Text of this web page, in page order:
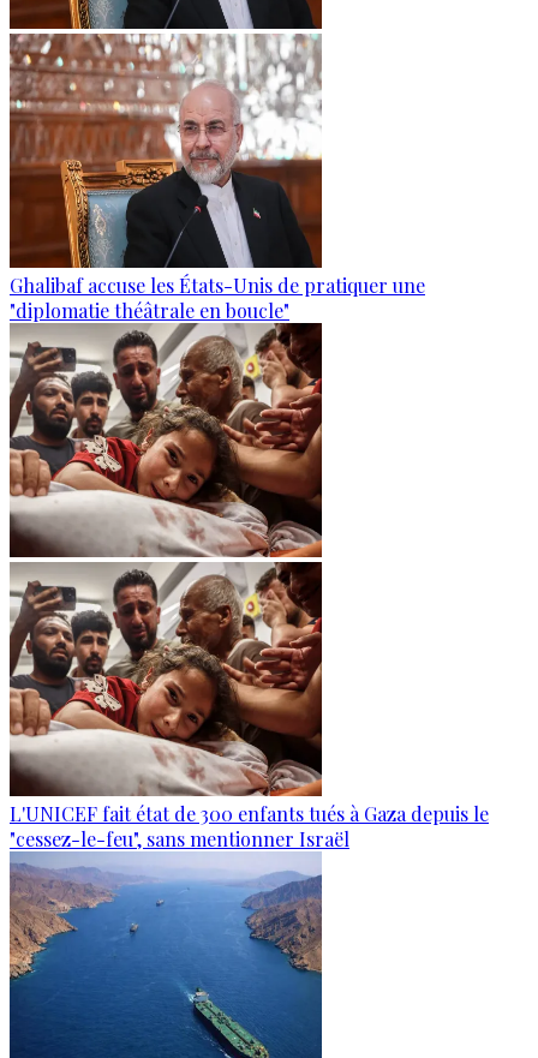
Ghalibaf accuse les États-Unis de pratiquer une
"diplomatie théâtrale en boucle"
L'UNICEF fait état de 300 enfants tués à Gaza depuis le
"cessez-le-feu", sans mentionner Israël